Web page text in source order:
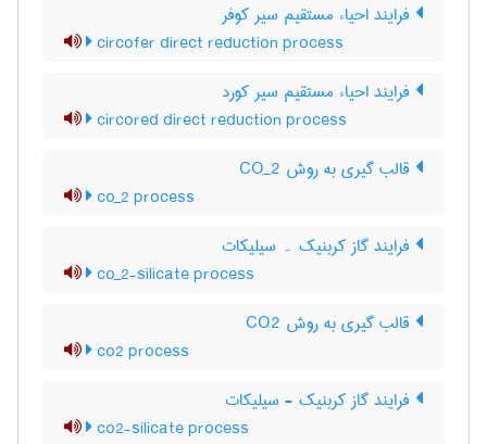
فرایند احیاء مستقیم سیر کوفر
circofer direct reduction process
فرایند احیاء مستقیم سیر کورد
circored direct reduction process
قالب گیری به روش CO_2
co_2 process
فرایند گاز کربنیک ۔ سیلیکات
co_2-silicate process
قالب گیری به روش CO2
co2 process
فرایند گاز کربنیک - سیلیکات
co2-silicate process